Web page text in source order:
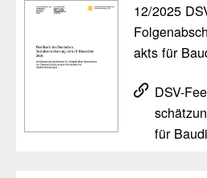
12/​2025
akts für
DSV-
für